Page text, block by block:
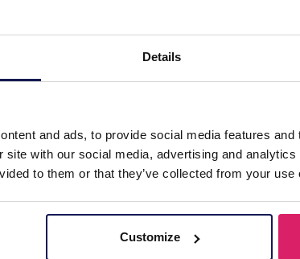
Details
and ads, to provide social media features
site with our social media, advertising and
to them or that they’ve collected from your
Customize
Earrings Star - Clover 3cm"